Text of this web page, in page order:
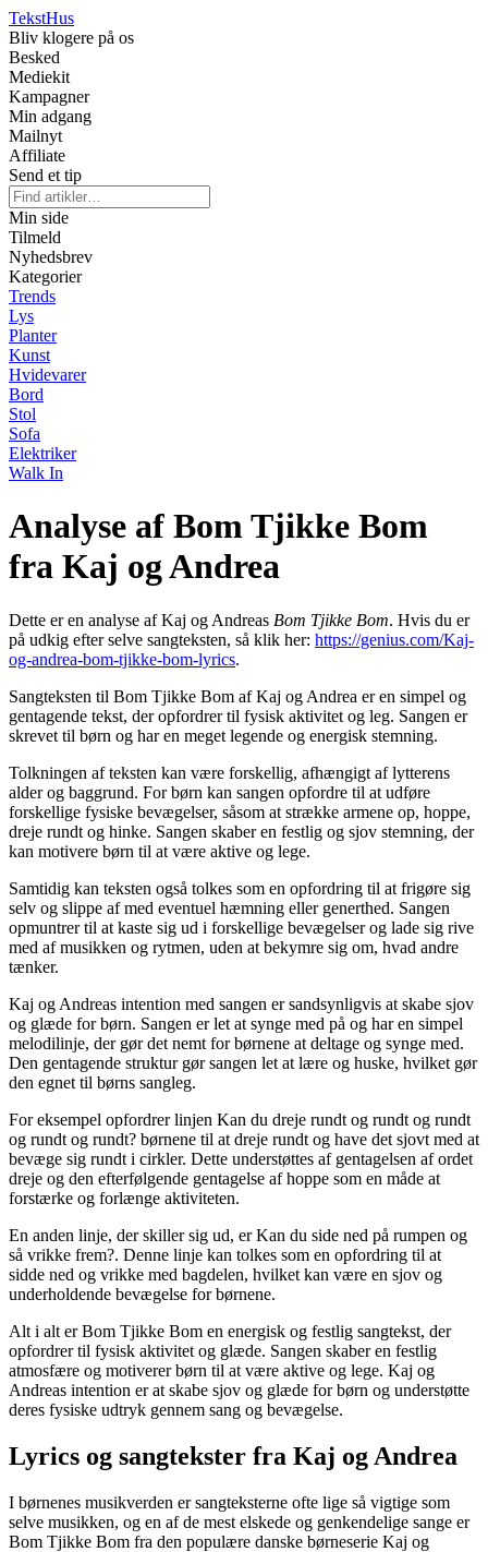
TekstHus
Bliv klogere på os
Besked
Mediekit
Kampagner
Min adgang
Mailnyt
Affiliate
Send et tip
Min side
Tilmeld
Nyhedsbrev
Kategorier
Trends
Lys
Planter
Kunst
Hvidevarer
Bord
Stol
Sofa
Elektriker
Walk In
Analyse af Bom Tjikke Bom
fra Kaj og Andrea
Dette er en analyse af Kaj og Andreas Bom Tjikke Bom. Hvis du er
på udkig efter selve sangteksten, så klik her: https://genius.com/Kaj-
og-andrea-bom-tjikke-bom-lyrics.
Sangteksten til Bom Tjikke Bom af Kaj og Andrea er en simpel og
gentagende tekst, der opfordrer til fysisk aktivitet og leg. Sangen er
skrevet til børn og har en meget legende og energisk stemning.
Tolkningen af teksten kan være forskellig, afhængigt af lytterens
alder og baggrund. For børn kan sangen opfordre til at udføre
forskellige fysiske bevægelser, såsom at strække armene op, hoppe,
dreje rundt og hinke. Sangen skaber en festlig og sjov stemning, der
kan motivere børn til at være aktive og lege.
Samtidig kan teksten også tolkes som en opfordring til at frigøre sig
selv og slippe af med eventuel hæmning eller generthed. Sangen
opmuntrer til at kaste sig ud i forskellige bevægelser og lade sig rive
med af musikken og rytmen, uden at bekymre sig om, hvad andre
tænker.
Kaj og Andreas intention med sangen er sandsynligvis at skabe sjov
og glæde for børn. Sangen er let at synge med på og har en simpel
melodilinje, der gør det nemt for børnene at deltage og synge med.
Den gentagende struktur gør sangen let at lære og huske, hvilket gør
den egnet til børns sangleg.
For eksempel opfordrer linjen Kan du dreje rundt og rundt og rundt
og rundt og rundt? børnene til at dreje rundt og have det sjovt med at
bevæge sig rundt i cirkler. Dette understøttes af gentagelsen af ordet
dreje og den efterfølgende gentagelse af hoppe som en måde at
forstærke og forlænge aktiviteten.
En anden linje, der skiller sig ud, er Kan du side ned på rumpen og
så vrikke frem?. Denne linje kan tolkes som en opfordring til at
sidde ned og vrikke med bagdelen, hvilket kan være en sjov og
underholdende bevægelse for børnene.
Alt i alt er Bom Tjikke Bom en energisk og festlig sangtekst, der
opfordrer til fysisk aktivitet og glæde. Sangen skaber en festlig
atmosfære og motiverer børn til at være aktive og lege. Kaj og
Andreas intention er at skabe sjov og glæde for børn og understøtte
deres fysiske udtryk gennem sang og bevægelse.
Lyrics og sangtekster fra Kaj og Andrea
I børnenes musikverden er sangteksterne ofte lige så vigtige som
selve musikken, og en af de mest elskede og genkendelige sange er
Bom Tjikke Bom fra den populære danske børneserie Kaj og